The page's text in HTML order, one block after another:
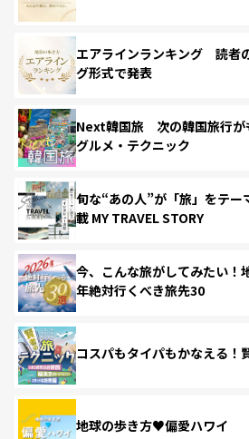
エアラインランキング 読者
グ形式で発表
Next韓国旅 次の韓国旅行が
グルメ・テクニック
旬な“あの人”が「旅」をテー
載 MY TRAVEL STORY
今、こんな旅がしてみたい！
年絶対行くべき旅先30
コスパもタイパもかなえる！
地球の歩き方♥偏愛ハワイ